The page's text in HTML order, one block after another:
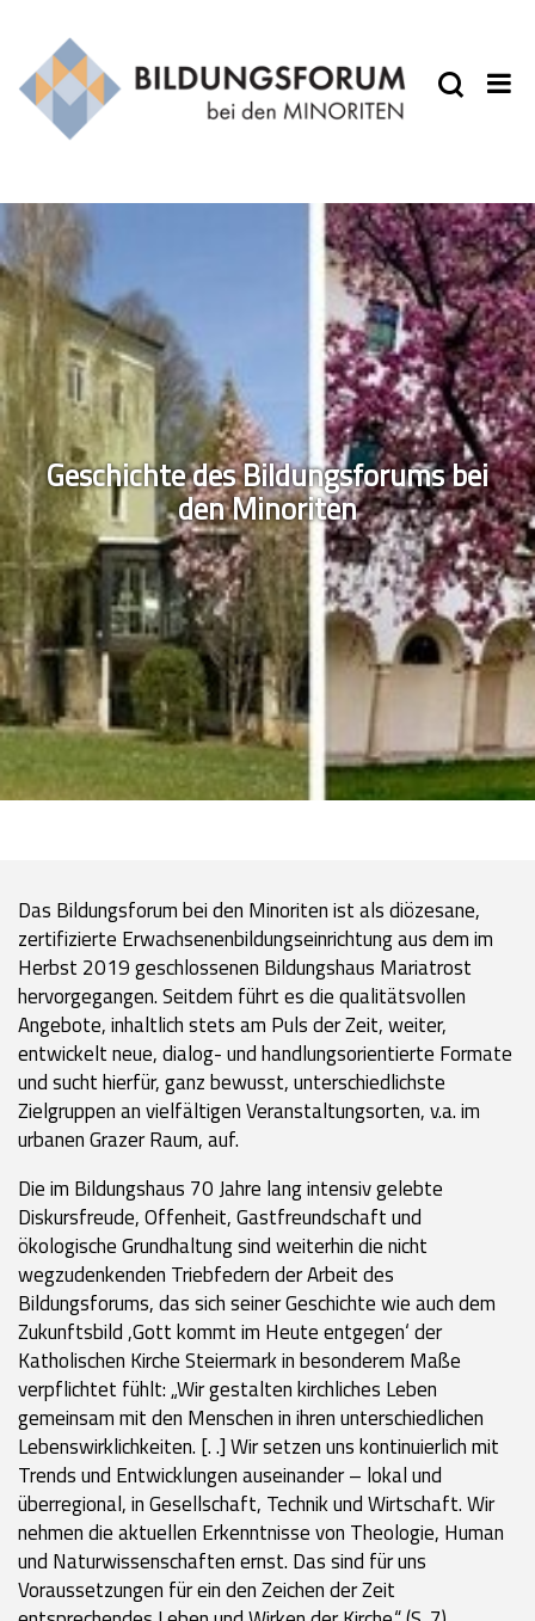
Geschichte des Bildungsforums bei
den Minoriten
Das Bildungsforum bei den Minoriten ist als diözesane,
zertifizierte Erwachsenenbildungseinrichtung aus dem im
Herbst 2019 geschlossenen Bildungshaus Mariatrost
hervorgegangen. Seitdem führt es die qualitätsvollen
Angebote, inhaltlich stets am Puls der Zeit, weiter,
entwickelt neue, dialog- und handlungsorientierte Formate
und sucht hierfür, ganz bewusst, unterschiedlichste
Zielgruppen an vielfältigen Veranstaltungsorten, v.a. im
urbanen Grazer Raum, auf.
Die im Bildungshaus 70 Jahre lang intensiv gelebte
Diskursfreude, Offenheit, Gastfreundschaft und
ökologische Grundhaltung sind weiterhin die nicht
wegzudenkenden Triebfedern der Arbeit des
Bildungsforums, das sich seiner Geschichte wie auch dem
Zukunftsbild ,Gott kommt im Heute entgegen‘ der
Katholischen Kirche Steiermark in besonderem Maße
verpflichtet fühlt: „Wir gestalten kirchliches Leben
gemeinsam mit den Menschen in ihren unterschiedlichen
Lebenswirklichkeiten. [. .] Wir setzen uns kontinuierlich mit
Trends und Entwicklungen auseinander – lokal und
überregional, in Gesellschaft, Technik und Wirtschaft. Wir
nehmen die aktuellen Erkenntnisse von Theologie, Human
und Naturwissenschaften ernst. Das sind für uns
Voraussetzungen für ein den Zeichen der Zeit